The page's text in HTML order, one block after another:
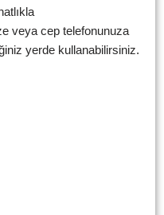
veya cep telefonunuza
yerde kullanabilirsiniz.